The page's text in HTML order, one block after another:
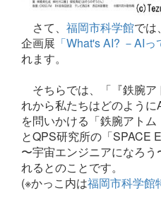
さて、 福岡市科学館では
企画展 「What's AI? －AIっ
れます。
そちらでは、「『鉄腕ア
れから私たちはどのよう
を問いかける「鉄腕アトム
とQPS研究所の「SPACE
〜宇宙エンジニアになろ
れるとのことです。
(※かっこ内は福岡市科学館